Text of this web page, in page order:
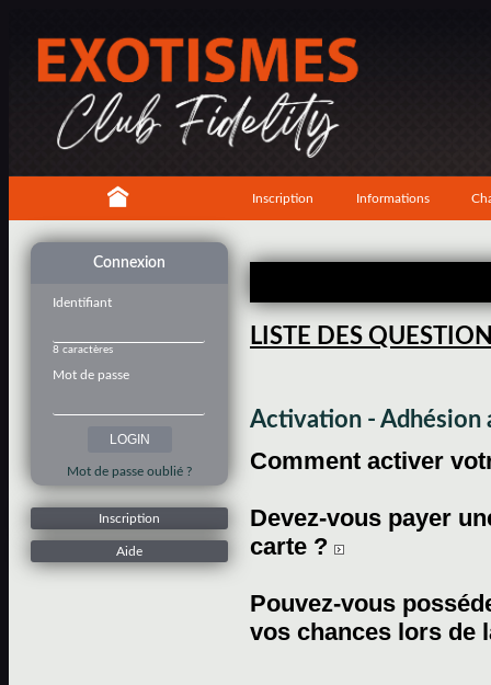
Inscription Informations
Connexion
Identifiant
8 caractères
Mot de passe
Mot de passe oublié ?
Inscription
Aide
LISTE DES
Activation - Adhésion
Comment activer
Devez-vous payer
carte ?
Pouvez-vous
vos chances lors de